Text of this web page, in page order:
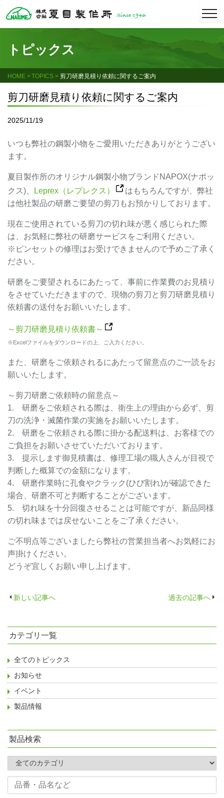
Skip
トピックス
HOME TOPICS 剪刀研磨見積り依頼に関するご案内
剪刀研磨見積り依頼に関するご案内
2025/11/19
いつも弊社の鋼製小物をご愛用いただきありがとうござい
ます。
夏目製作所のオリジナル鋼製小物ブランドNAPOX(ナポッ
クス)、
Leprex（レプレクス）
はもちろんですが、弊社
は他社製品の研磨ご要望の剪刀もお預かりしております。
現在ご使用されている剪刀の切れ味が悪く感じられた際
は、お気軽に弊社の研磨サービスをご利用ください。
※ピンセットの修理はお受けできませんので予めご了承く
ださい。
研磨をご要望されるにあたって、事前に作業費のお見積り
をさせていただきますので、現物の剪刀と剪刀研磨見積り
依頼書の送付をお願いいたします。
～剪刀研磨見積り依頼書～
※Excelファイルをダウンロードの上、ご入力ください。
また、研磨をご依頼されるにあたって留意点のご一読をお
願いいたします。
～剪刀研磨ご依頼時の留意点～
1. 研磨をご依頼される際は、衛生上の理由から必ず、剪
刀の洗浄・滅菌作業の実施をお願いいたします。
2. 研磨をご依頼される際に掛かる配送料は、お客様での
ご負担をお願いさせていただいております。
3. 提示します御見積書は、修理工場の職人さんが目視で
判断した概算での金額になります。
4. 研磨作業時に孔食やクラック(ひび割れ)が確認できた
場合、研磨不可と判断することがございます。
5. 切れ味を十分回復させることは可能ですが、新品同様
の切れ味までは戻せないことをご了承ください。
ご不明点等ございましたら弊社の営業担当者へお気軽にお
声掛けください。
どうぞ宜しくお願い申し上げます。
過去の記事へ
新しい記事へ
カテゴリ一覧
全てのトピックス
お知らせ
イベント
製品情報
製品検索